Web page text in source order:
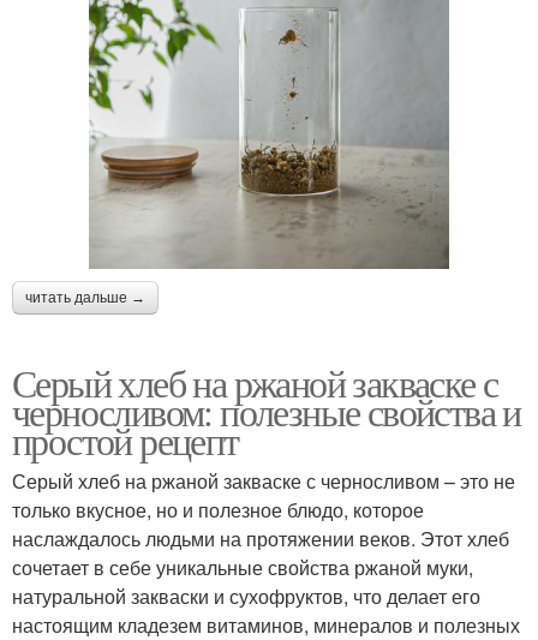
читать дальше →
Серый хлеб на ржаной закваске с
черносливом: полезные свойства и
простой рецепт
Серый хлеб на ржаной закваске с черносливом – это не
только вкусное, но и полезное блюдо, которое
наслаждалось людьми на протяжении веков. Этот хлеб
сочетает в себе уникальные свойства ржаной муки,
натуральной закваски и сухофруктов, что делает его
настоящим кладезем витаминов, минералов и полезных